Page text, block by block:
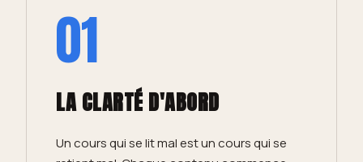
01
LA CLARTÉ D'ABORD
Un cours qui se lit mal est un cours qui se